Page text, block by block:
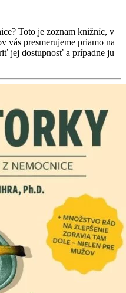
Toto je zoznam knižníc, v
vás presmerujeme priamo na
jej dostupnosť a prípadne ju